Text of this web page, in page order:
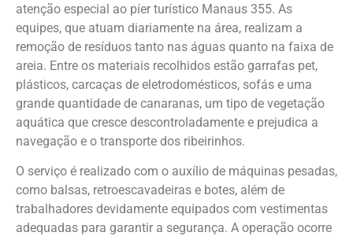
atenção especial ao píer turístico Manaus 355. As
equipes, que atuam diariamente na área, realizam a
remoção de resíduos tanto nas águas quanto na faixa de
areia. Entre os materiais recolhidos estão garrafas pet,
plásticos, carcaças de eletrodomésticos, sofás e uma
grande quantidade de canaranas, um tipo de vegetação
aquática que cresce descontroladamente e prejudica a
navegação e o transporte dos ribeirinhos.
O serviço é realizado com o auxílio de máquinas pesadas,
como balsas, retroescavadeiras e botes, além de
trabalhadores devidamente equipados com vestimentas
adequadas para garantir a segurança. A operação ocorre